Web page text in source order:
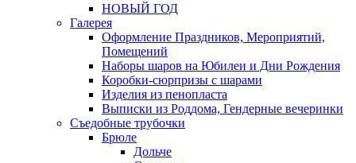
НОВЫЙ ГОД
Галерея
Оформление Праздников, Мероприятий,
Помещений
Наборы шаров на Юбилеи и Дни Рождения
Коробки-сюрпризы с шарами
Изделия из пенопласта
Выписки из Роддома, Гендерные вечеринки
Съедобные трубочки
Брюле
Дольче